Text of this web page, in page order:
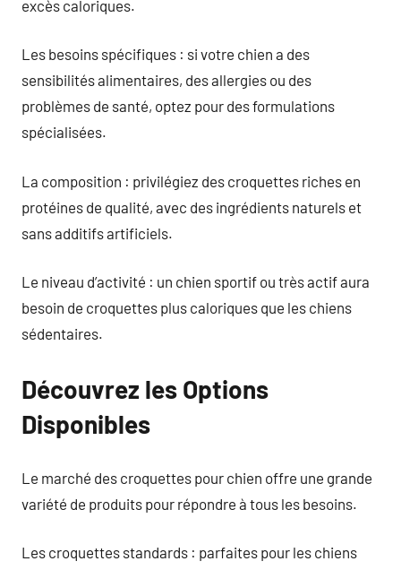
excès caloriques.
Les besoins spécifiques : si votre chien a des
sensibilités alimentaires, des allergies ou des
problèmes de santé, optez pour des formulations
spécialisées.
La composition : privilégiez des croquettes riches en
protéines de qualité, avec des ingrédients naturels et
sans additifs artificiels.
Le niveau d’activité : un chien sportif ou très actif aura
besoin de croquettes plus caloriques que les chiens
sédentaires.
Découvrez les Options
Disponibles
Le marché des croquettes pour chien offre une grande
variété de produits pour répondre à tous les besoins.
Les croquettes standards : parfaites pour les chiens